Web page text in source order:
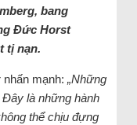
bang
Đức Horst
tị nạn.
nhấn mạnh: „Những
là những hành
thể chịu đựng